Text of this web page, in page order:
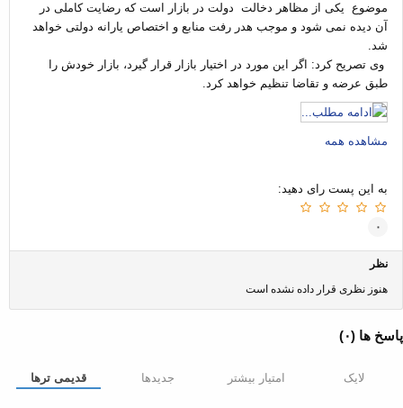
موضوع یکی از مظاهر دخالت دولت در بازار است که رضایت کاملی در
آن دیده نمی شود و موجب هدر رفت منابع و اختصاص یارانه دولتی خواهد
شد.
وی تصریح کرد: اگر این مورد در اختیار بازار قرار گیرد، بازار خودش را
طبق عرضه و تقاضا تنظیم خواهد کرد.
مشاهده همه
به این پست رای دهید:
۰
نظر
هنوز نظری قرار داده نشده است
پاسخ ها (۰)
لایک امتیار بیشتر جدیدها قدیمی ترها